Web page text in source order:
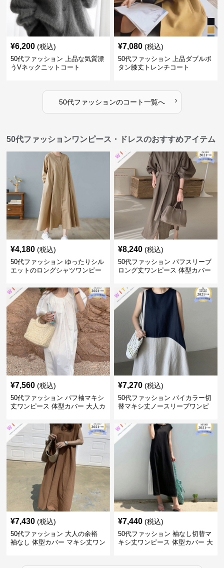
¥6,200 (税込)
50代ファッション 上品な気質漂
うVネックニットコート
¥7,080 (税込)
50代ファッション 上品ダブルボ
タン膝丈トレンチコート
50代ファッションのコート一覧へ ›
50代ファッションワンピース・ドレスのおすすめアイテム
¥4,180 (税込)
50代ファッション ゆったりシル
エットのロングシャツワンピー
¥8,240 (税込)
50代ファッション パフスリーブ
ロング丈ワンピース 体型カバー
¥7,560 (税込)
50代ファッション パフ袖マキシ
丈ワンピース 体型カバー 大人カ
¥7,270 (税込)
50代ファッション バイカラー切
替マキシ丈ノースリーブワンピ
¥7,430 (税込)
50代ファッション 大人の余裕
袖なし 体型カバー マキシ丈ワン
¥7,440 (税込)
50代ファッション 袖なし切替マ
キシ丈ワンピース 体型カバー 大